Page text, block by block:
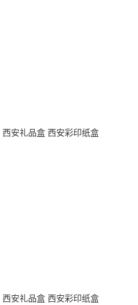
西安礼品盒 西安彩印纸盒
西安礼品盒 西安彩印纸盒